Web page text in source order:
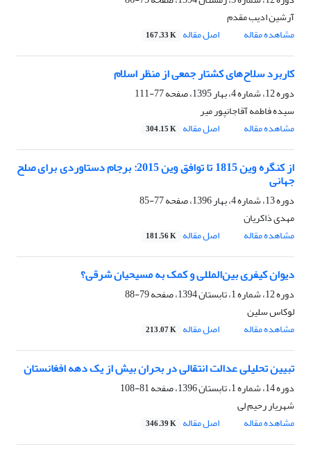
آرشین ادیب مقدم
مشاهده مقاله
اصل مقاله 167.33 K
کاربرد سلاح‌های کشتار جمعی از منظر اسلام
دوره 12، شماره 4، بهار 1395، صفحه
77-111
سیده فاطمه آقاجانپور میر
مشاهده مقاله
اصل مقاله 304.15 K
از کنگره وین 1815 تا توافق وین 2015: برجام دستاوردی برای صلح
جهانی
دوره 13، شماره 4، بهار 1396، صفحه
77-85
مهدی ذاکریان
مشاهده مقاله
اصل مقاله 181.56 K
دیوان کیفری بین‌المللی و کمک به مسیحیان شرقی؟
دوره 12، شماره 1، تابستان 1394، صفحه
79-88
لوکاس سلین
مشاهده مقاله
اصل مقاله 213.07 K
تبیین تحلیلی عدالت انتقالی در بحران بیش از یک دهه افغانستان
دوره 14، شماره 1، تابستان 1396، صفحه
81-108
شهریار رحیم لی
مشاهده مقاله
اصل مقاله 346.39 K